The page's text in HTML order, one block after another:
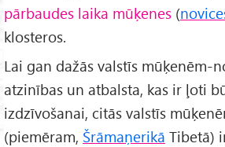
pārbaudes laika mūķenes (
klosteros.
Lai gan dažās valstīs mūķenēm-
atzinības un atbalsta, kas ir ļoti
izdzīvošanai, citās valstīs
(piemēram, Šrāmaņerikā Tibetā)